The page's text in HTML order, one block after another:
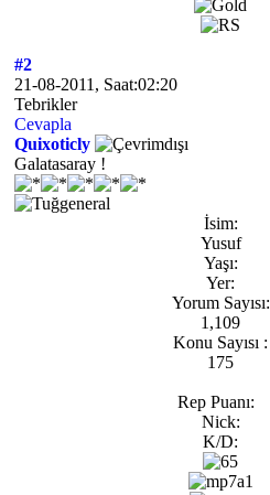
#2
21-08-2011, Saat:02:20
Tebrikler
Cevapla
Quixoticly
Galatasaray !
İsim:
Yusuf
Yaşı:
Yer:
Yorum Sayısı:
1,109
Konu Sayısı :
175
Rep Puanı:
Nick:
K/D: